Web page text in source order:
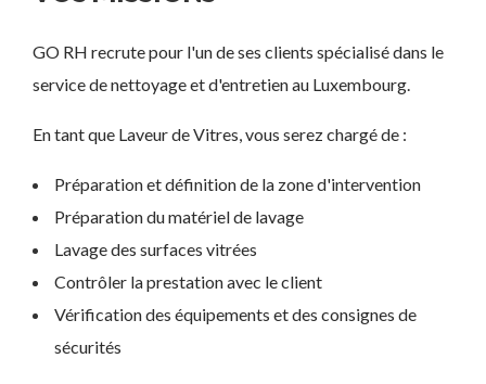
GO RH recrute pour l'un de ses clients spécialisé dans le
service de nettoyage et d'entretien au Luxembourg.
En tant que Laveur de Vitres, vous serez chargé de :
Préparation et définition de la zone d'intervention
Préparation du matériel de lavage
Lavage des surfaces vitrées
Contrôler la prestation avec le client
Vérification des équipements et des consignes de
sécurités